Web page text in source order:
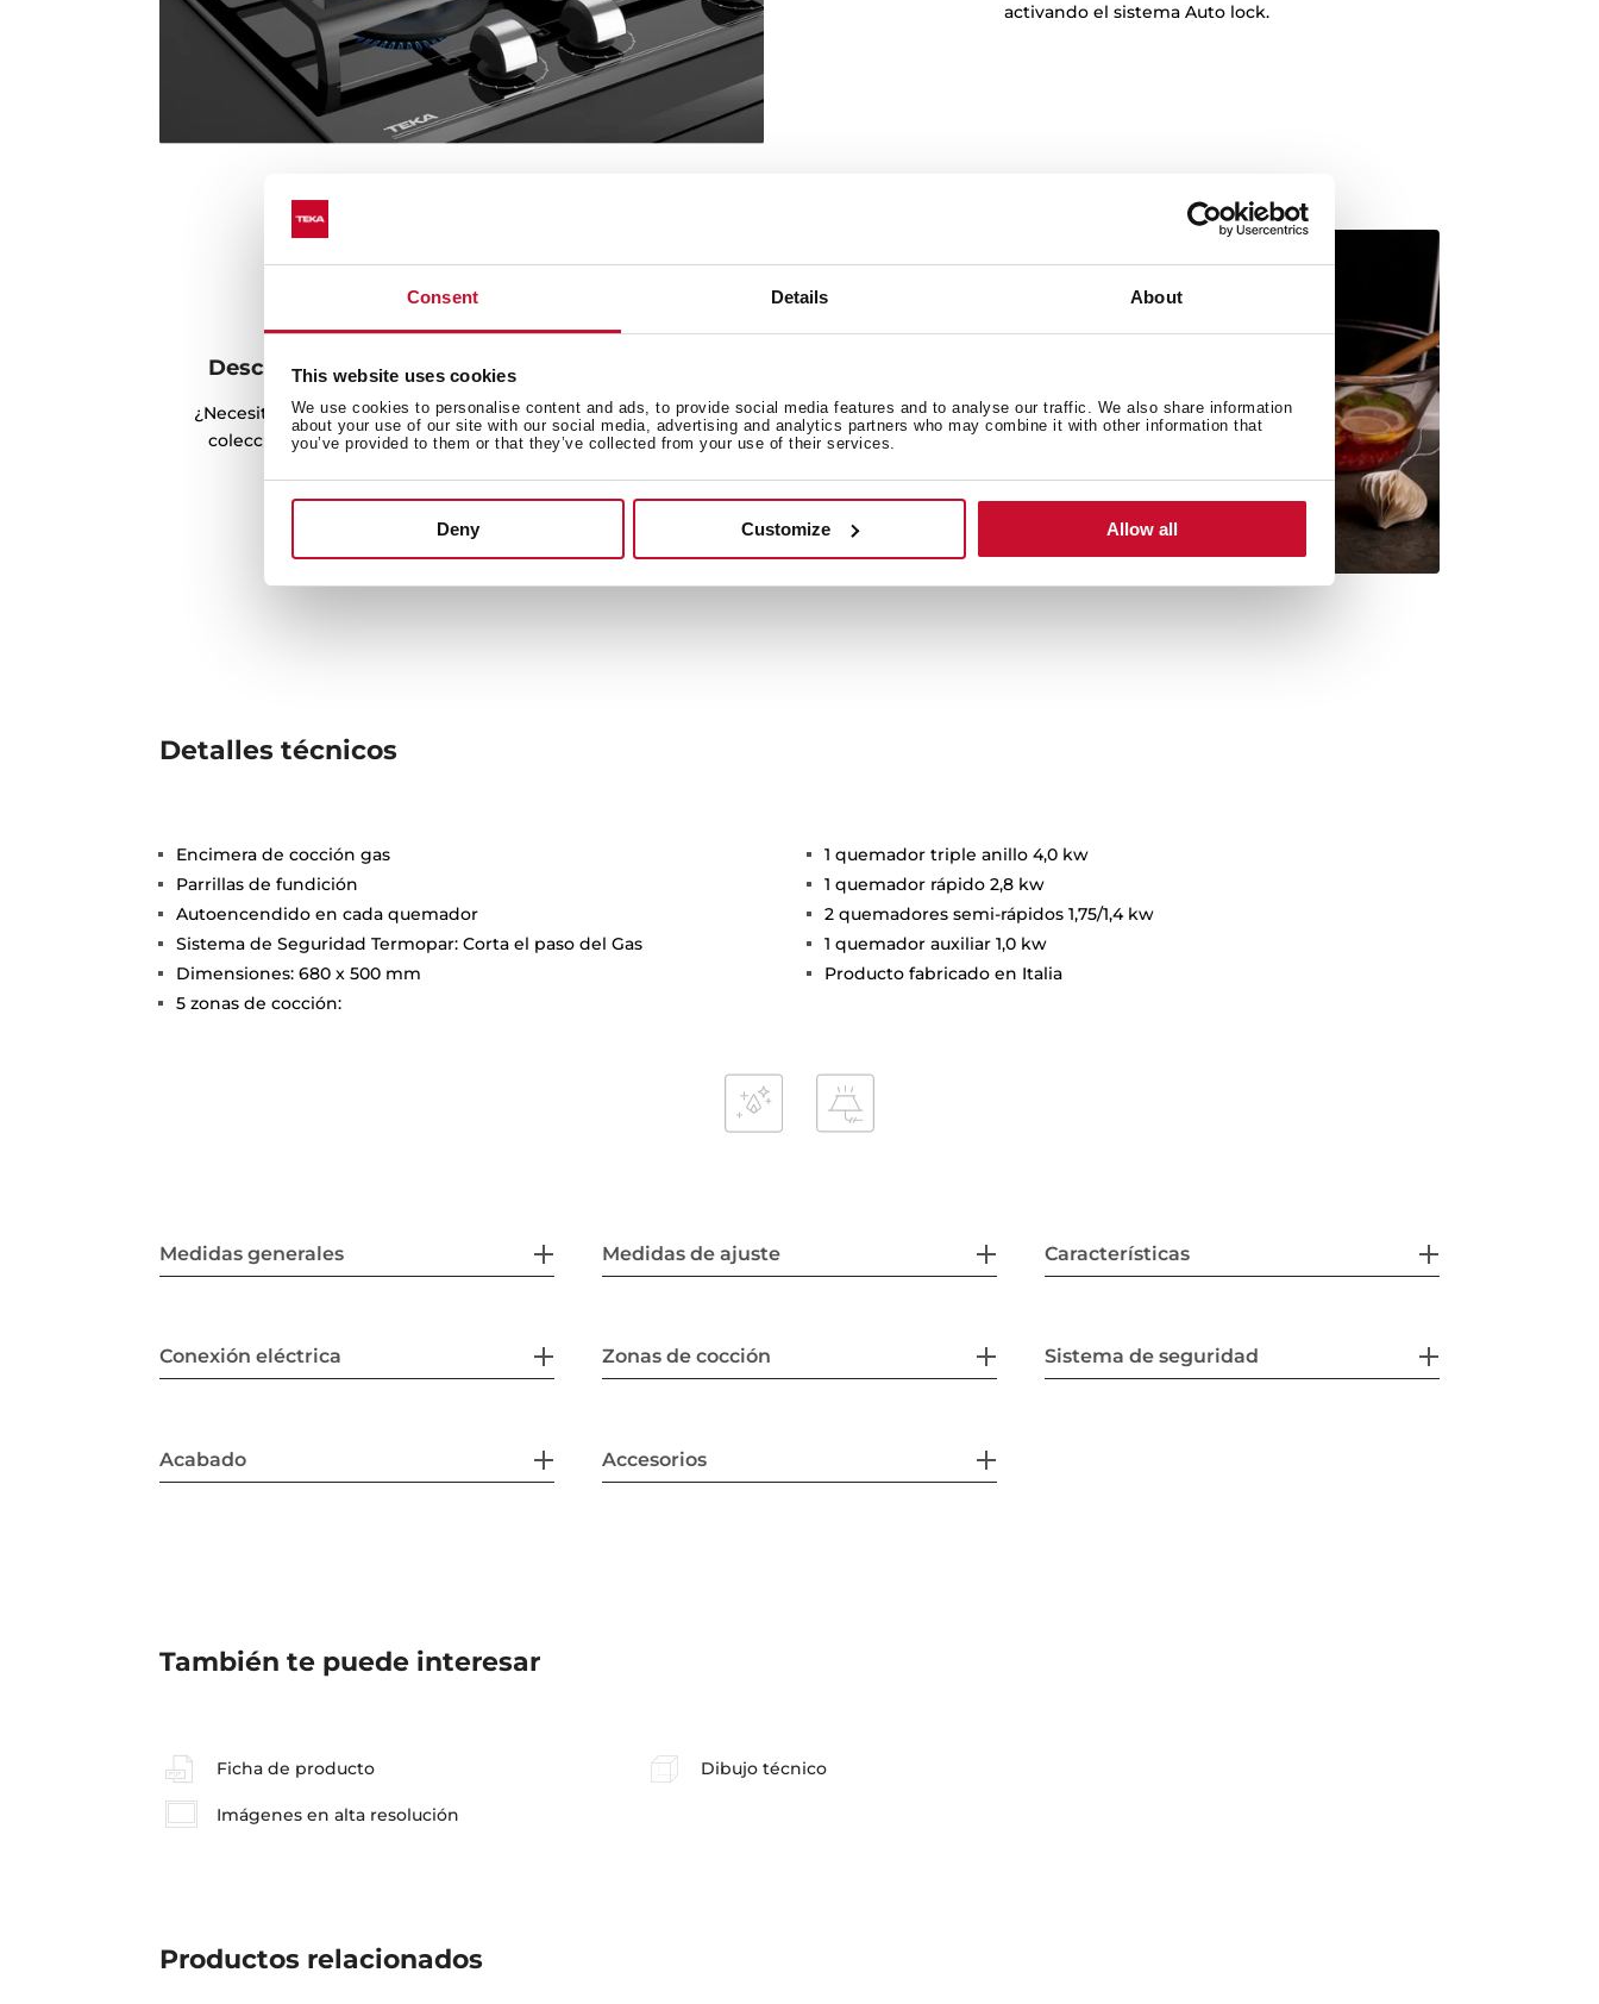
Consent Details About
This website uses cookies
We use cookies to personalise content and ads, to provide social media features and to analyse our traffic. We also share information
about your use of our site with our social media, advertising and analytics partners who may combine it with other information that
you’ve provided to them or that they’ve collected from your use of their services.
Deny Customize Allow all
activando el sistema Auto lock.
Descubre las mejores recetas para el día a día
¿Necesitas inspiración a la hora de cocinar? Descubre nuestras
colecciones de recetas y atrévete a probarlas.+ Ver recetas
Detalles técnicos
Encimera de cocción gas
Parrillas de fundición
Autoencendido en cada quemador
Sistema de Seguridad Termopar: Corta el paso del Gas
Dimensiones: 680 x 500 mm
5 zonas de cocción:
1 quemador triple anillo 4,0 kw
1 quemador rápido 2,8 kw
2 quemadores semi-rápidos 1,75/1,4 kw
1 quemador auxiliar 1,0 kw
Producto fabricado en Italia
Medidas generales Medidas de ajuste Características
Conexión eléctrica Zonas de cocción Sistema de seguridad
Acabado Accesorios
También te puede interesar
Ficha de producto Dibujo técnico
Imágenes en alta resolución
Productos relacionados